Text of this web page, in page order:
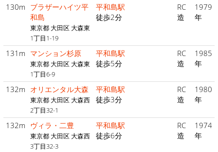
130m ブラザーハイツ平
和島
東京都 大田区 大森東
1丁目1-19
平和島駅
徒歩2分
RC
造
1979
年
131m マンション杉原
東京都 大田区 大森東
1丁目6-9
平和島駅
徒歩5分
RC
造
1985
年
132m オリエンタル大森
東京都 大田区 大森西
2丁目32-1
平和島駅
徒歩3分
RC
造
1980
年
132m ヴィラ・二豊
東京都 大田区 大森西
3丁目32-3
平和島駅
徒歩6分
RC
造
1974
年